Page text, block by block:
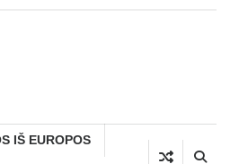
IŠ EUROPOS